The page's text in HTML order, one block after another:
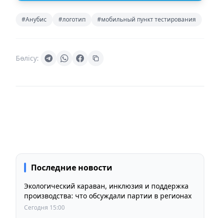
#Анубис #логотип #мобильный пункт тестирования
Бөлісу:
Последние новости
Экологический караван, инклюзия и поддержка
производства: что обсуждали партии в регионах
Сегодня 15:00